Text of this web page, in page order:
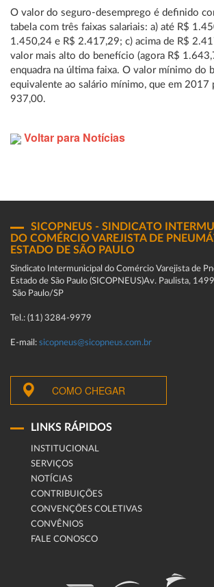
O valor do seguro-desemprego é definido
tabela com três faixas salariais: a) até R$
1.450,24 e R$ 2.417,29; c) acima de R$
valor mais alto do benefício (agora R$
enquadra na última faixa. O valor mínimo do
equivalente ao salário mínimo, que em 2017
937,00.
Voltar para Notícias
SICOPNEUS - SINDICATO
DO COMÉRCIO VAREJISTA DE
ESTADO DE SÃO PAULO
Sindicato Intermunicipal do Comércio Varejista de
Estado de São Paulo (SICOPNEUS)Av. Paulista,
São Paulo/SP
Tel.: (11) 3284-9979
E-mail: sicopneus@sicopneus.com.br
COMO CHEGAR
LINKS RÁPIDOS
INSTITUCIONAL
SERVIÇOS
NOTÍCIAS
CONTRIBUIÇÕES
CONVENÇÕES COLETIVAS
CONVÊNIOS
FALE CONOSCO